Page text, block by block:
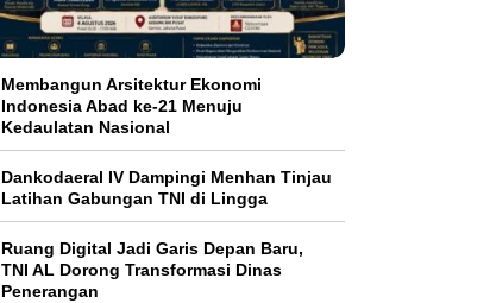
Membangun Arsitektur Ekonomi
Indonesia Abad ke-21 Menuju
Kedaulatan Nasional
Dankodaeral IV Dampingi Menhan Tinjau
Latihan Gabungan TNI di Lingga
Ruang Digital Jadi Garis Depan Baru,
TNI AL Dorong Transformasi Dinas
Penerangan